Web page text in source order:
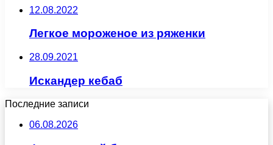
12.08.2022
Легкое мороженое из ряженки
28.09.2021
Искандер кебаб
Последние записи
06.08.2026